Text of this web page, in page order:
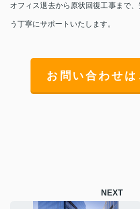
オフィス退去から原状回復工事まで
う丁寧にサポートいたします。
お問い合わせは
NEXT